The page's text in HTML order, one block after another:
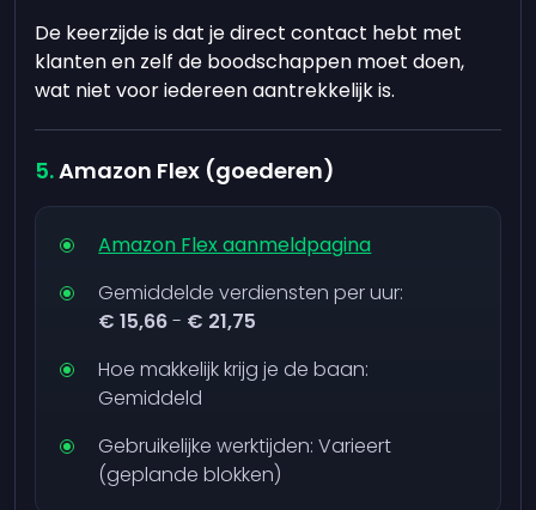
De keerzijde is dat je direct contact hebt met
klanten en zelf de boodschappen moet doen,
wat niet voor iedereen aantrekkelijk is.
Amazon Flex (goederen)
Amazon Flex aanmeldpagina
Gemiddelde verdiensten per uur:
€ 15,66- € 21,75
Hoe makkelijk krijg je de baan:
Gemiddeld
Gebruikelijke werktijden: Varieert
(geplande blokken)